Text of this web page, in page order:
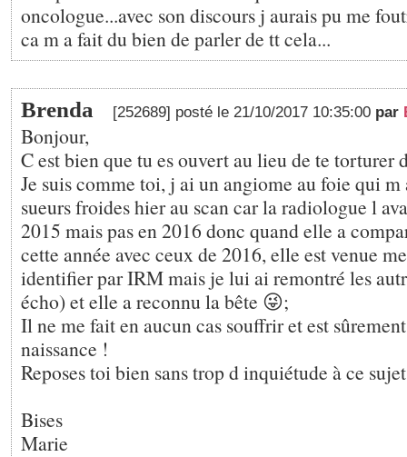
oncologue...avec son discours j aurais pu me
ca m a fait du bien de parler de tt cela...
Brenda [252689] posté le 21/10/2017 10:35:00 par
Bonjour,
C est bien que tu es ouvert au lieu de te torturer
Je suis comme toi, j ai un angiome au foie qui m
sueurs froides hier au scan car la radiologue l
2015 mais pas en 2016 donc quand elle a
cette année avec ceux de 2016, elle est venue
identifier par IRM mais je lui ai remontré les
écho) et elle a reconnu la bête 😜;
Il ne me fait en aucun cas souffrir et est
naissance !
Reposes toi bien sans trop d inquiétude à ce
Bises
Marie